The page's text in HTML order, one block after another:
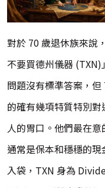
對於 70 歲退休族來說
不要買德州儀器 (TXN)
問題沒有標準答案，但
的確有幾項特質特別對
人的胃口。他們最在意
通常是保本和穩穩的現
入袋，TXN 身為